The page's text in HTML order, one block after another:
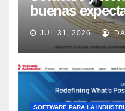
buenas
los próximos
Market Watch
JUL 31, 2026
SOFTWARE PARA LA